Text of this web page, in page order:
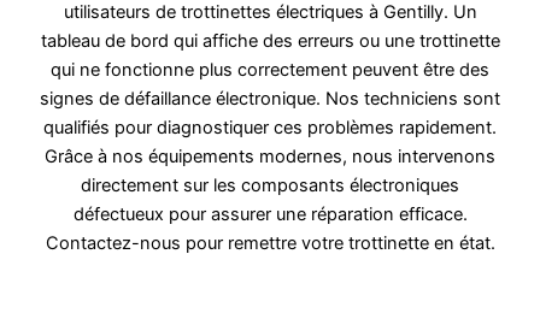
utilisateurs de trottinettes électriques à Gentilly. Un
tableau de bord qui affiche des erreurs ou une trottinette
qui ne fonctionne plus correctement peuvent être des
signes de défaillance électronique. Nos techniciens sont
qualifiés pour diagnostiquer ces problèmes rapidement.
Grâce à nos équipements modernes, nous intervenons
directement sur les composants électroniques
défectueux pour assurer une réparation efficace.
Contactez-nous pour remettre votre trottinette en état.